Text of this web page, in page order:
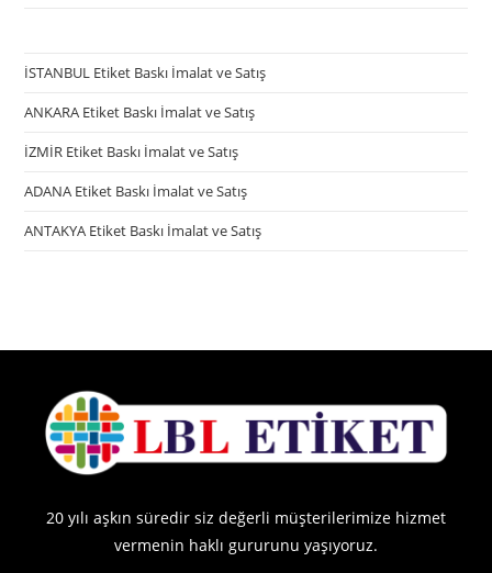
İSTANBUL Etiket Baskı İmalat ve Satış
ANKARA Etiket Baskı İmalat ve Satış
İZMİR Etiket Baskı İmalat ve Satış
ADANA Etiket Baskı İmalat ve Satış
ANTAKYA Etiket Baskı İmalat ve Satış
20 yılı aşkın süredir siz değerli müşterilerimize hizmet
vermenin haklı gururunu yaşıyoruz.